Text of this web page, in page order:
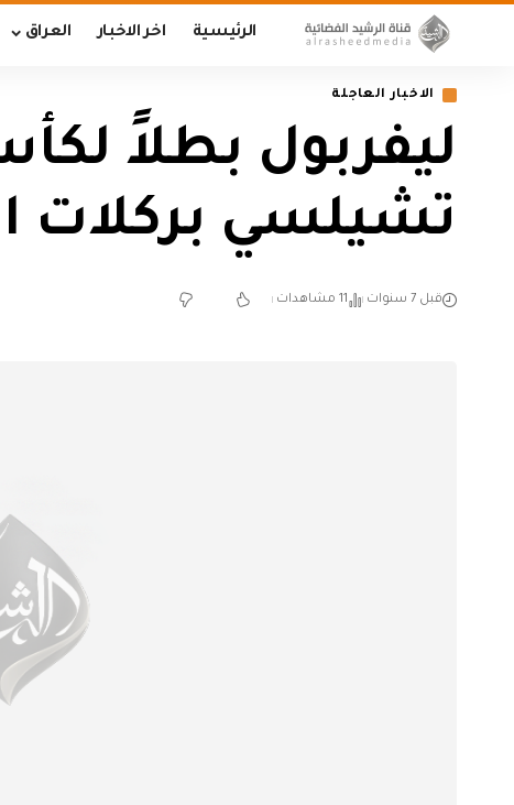
الرئيسية اخر الاخبار العراق
الاخبار العاجلة
ليفربول بطلاً
تشيلسي بركلات
قبل 7 سنوات 11 مشاهدات